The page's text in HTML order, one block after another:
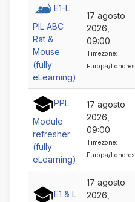
Nome
curso
Crescente
E1-L
PIL ABC
Rat &
Mouse
(fully
eLearning)
17 agosto
2026,
09:00
Timezone:
Europa/Londres
PPL
Module
refresher
(fully
eLearning)
17 agosto
2026,
09:00
Timezone:
Europa/Londres
E1 & L
17 agosto
2026,